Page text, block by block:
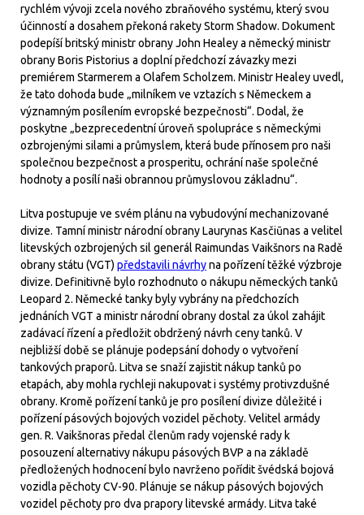
rychlém vývoji zcela nového zbraňového systému, který svou
účinností a dosahem překoná rakety Storm Shadow. Dokument
podepíší britský ministr obrany John Healey a německý ministr
obrany Boris Pistorius a doplní předchozí závazky mezi
premiérem Starmerem a Olafem Scholzem. Ministr Healey uvedl,
že tato dohoda bude „milníkem ve vztazích s Německem a
významným posílením evropské bezpečnosti“. Dodal, že
poskytne „bezprecedentní úroveň spolupráce s německými
ozbrojenými silami a průmyslem, která bude přínosem pro naši
společnou bezpečnost a prosperitu, ochrání naše společné
hodnoty a posílí naši obrannou průmyslovou základnu“.
Litva postupuje ve svém plánu na vybudovýní mechanizované
divize. Tamní ministr národní obrany Laurynas Kasčiūnas a velitel
litevských ozbrojených sil generál Raimundas Vaikšnors na Radě
obrany státu (VGT) představili návrhyna pořízení těžké výzbroje
divize. Definitivně bylo rozhodnuto o nákupu německých tanků
Leopard 2. Německé tanky byly vybrány na předchozích
jednáních VGT a ministr národní obrany dostal za úkol zahájit
zadávací řízení a předložit obdržený návrh ceny tanků. V
nejbližší době se plánuje podepsání dohody o vytvoření
tankových praporů. Litva se snaží zajistit nákup tanků po
etapách, aby mohla rychleji nakupovat i systémy protivzdušné
obrany. Kromě pořízení tanků je pro posílení divize důležité i
pořízení pásových bojových vozidel pěchoty. Velitel armády
gen. R. Vaikšnoras předal členům rady vojenské rady k
posouzení alternativy nákupu pásových BVP a na základě
předložených hodnocení bylo navrženo pořídit švédská bojová
vozidla pěchoty CV-90. Plánuje se nákup pásových bojových
vozidel pěchoty pro dva prapory litevské armády. Litva také